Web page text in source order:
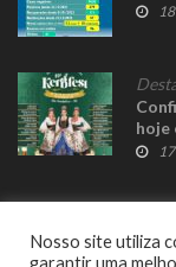
hoje
Nosso site utiliza
garantir uma